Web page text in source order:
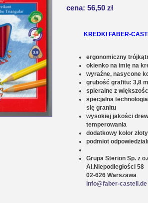
cena: 56,50 zł
KREDKI FABER-
ergonomiczny
okienko na imię na
wyraźne, nasycone
grubość grafitu: 3,8
spieralne z
specjalna
się granitu
wysokiej jakości
temperowania
dodatkowy kolor
podmiot
Grupa Sterion Sp. z
Al.Niepodległości 58
02-626 Warszawa
info@faber-castell.de